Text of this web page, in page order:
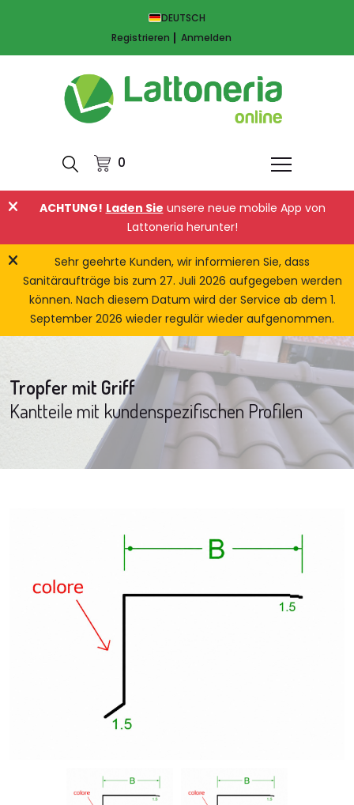
DEUTSCH
Registrieren
Anmelden
0
ACHTUNG! Laden Sie unsere neue mobile App von
Lattoneria herunter!
Sehr geehrte Kunden, wir informieren Sie, dass
Sanitäraufträge bis zum 27. Juli 2026 aufgegeben werden
können. Nach diesem Datum wird der Service ab dem 1.
September 2026 wieder regulär wieder aufgenommen.
Tropfer mit Griff
Kantteile mit kundenspezifischen Profilen